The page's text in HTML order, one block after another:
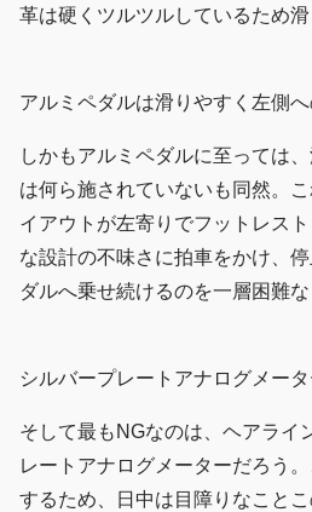
革は硬くツルツルしているため滑
アルミペダルは滑りやすく左側
しかもアルミペダルに至っては
は何ら施されていないも同然。
イアウトが左寄りでフットレス
な設計の不味さに拍車をかけ、
ダルへ乗せ続けるのを一層困難な
シルバープレートアナログメー
そして最もNGなのは、ヘアライ
レートアナログメーターだろう
するため、日中は目障りなこと